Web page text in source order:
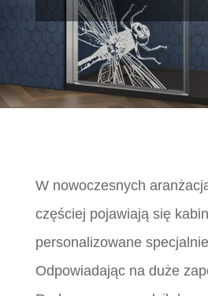
W nowoczesnych
częściej pojawiają się
personalizowane
Odpowiadając na duże